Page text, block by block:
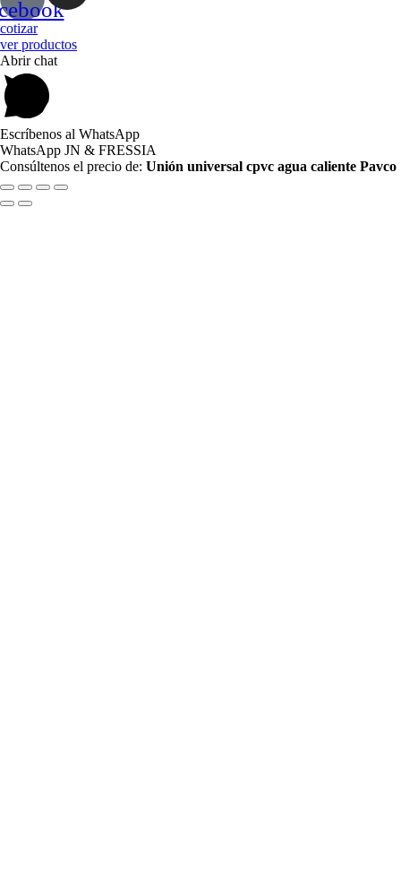
cotizar
ver productos
Abrir chat
Escríbenos al WhatsApp
WhatsApp JN & FRESSIA
Consúltenos el precio de: Unión universal cpvc agua caliente Pavco